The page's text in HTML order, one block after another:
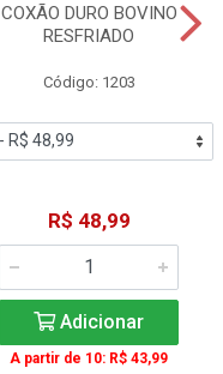
COXÃO DURO BOVINO
RESFRIADO
Código: 1203
R$ 48,99
Adicionar
A partir de 10: R$ 43,99